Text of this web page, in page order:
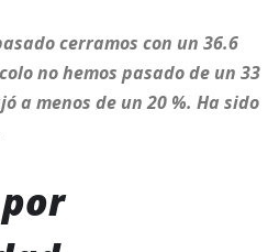
cerramos con un 36.6
no hemos pasado de un 33
a menos de un 20 %. Ha sido